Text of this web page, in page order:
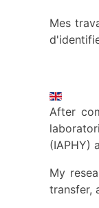
Mes
After
(IAPHY)
My
transfer,